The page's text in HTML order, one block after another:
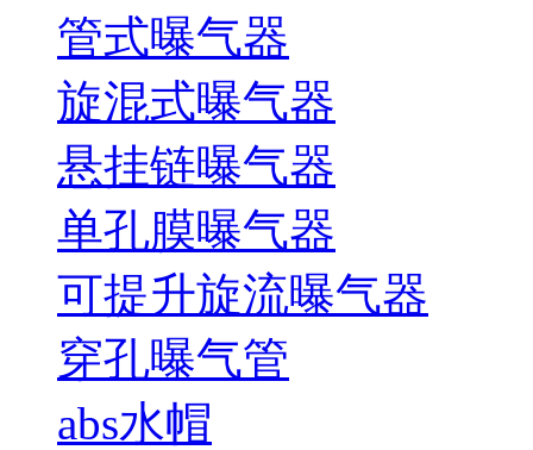
管式曝气器
旋混式曝气器
悬挂链曝气器
单孔膜曝气器
可提升旋流曝气器
穿孔曝气管
abs水帽